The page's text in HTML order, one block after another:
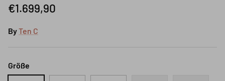
€1.699,90
ByTen C
Größe